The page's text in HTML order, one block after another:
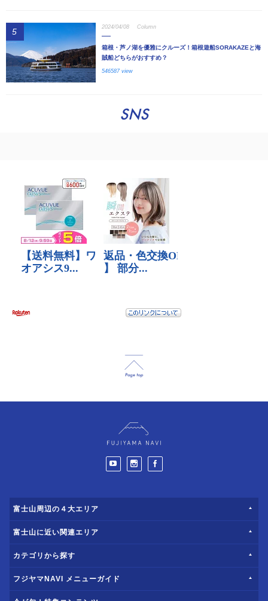
5 2024/04/08 Column
箱根・芦ノ湖を優雅にクルーズ！箱根遊船SORAKAZEと海
賊船どちらがおすすめ？
546587 view
SNS
富士山周辺の４大エリア
富士山に近い関連エリア
カテゴリから探す
フジヤマNAVI メニューガイド